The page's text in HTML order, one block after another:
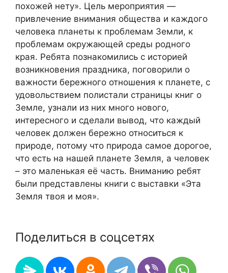
похожей нету». Цель мероприятия —
привлечение внимания общества и каждого
человека планеты к проблемам Земли, к
проблемам окружающей среды родного
края. Ребята познакомились с историей
возникновения праздника, поговорили о
важности бережного отношения к планете, с
удовольствием полистали страницы книг о
Земле, узнали из них много нового,
интересного и сделали вывод, что каждый
человек должен бережно относиться к
природе, потому что природа самое дорогое,
что есть на нашей планете Земля, а человек
– это маленькая её часть. Вниманию ребят
были представлены книги с выставки «Эта
Земля твоя и моя».
Поделиться в соцсетях